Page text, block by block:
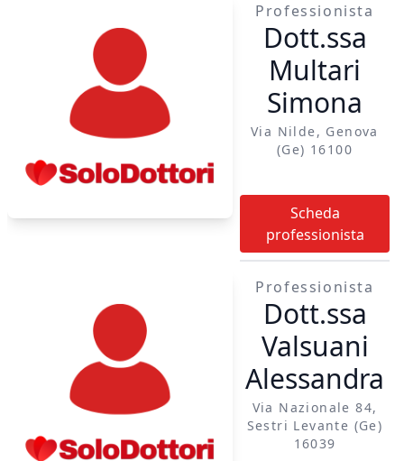
Professionista
Dott.ssa
Multari
Simona
Via Nilde, Genova
(ge) 16100
Scheda
professionista
Professionista
Dott.ssa
Valsuani
Alessandra
Via Nazionale 84,
Sestri Levante (ge)
16039